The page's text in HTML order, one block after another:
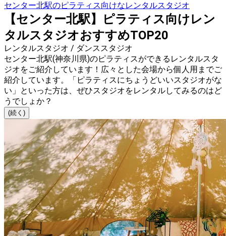
センター北駅のピラティス向けなレンタルスタジオ
【センター北駅】ピラティス向けレン
タルスタジオおすすめTOP20
レンタルスタジオ / ダンススタジオ
センター北駅(神奈川県)のピラティスができるレンタルスタ
ジオをご紹介しています！広々とした会場から個人用までご
紹介しています。「ピラティスにちょうどいいスタジオがな
い」といった方は、ぜひスタジオをレンタルしてみるのはど
うでしょか？
(続く)